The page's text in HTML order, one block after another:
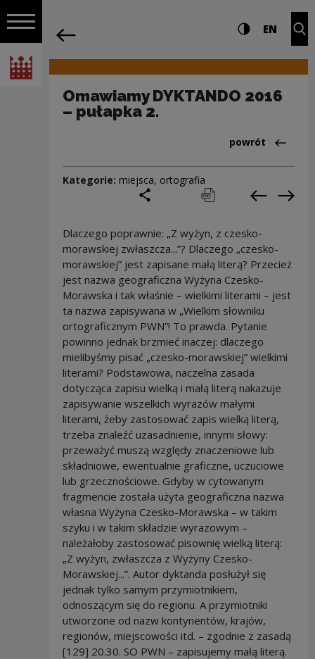
Włącz nawigację
Narodowe Centrum Kultury
Nawigacja Ustawienia i Wysoki
EN
Omawiamy DYKTANDO 2016
– pułapka 2.
Powrót
powrót
Kategorie: miejsca, ortografia
podziel się
drukuj pobierz
Dlaczego poprawnie: „Z wyżyn, z czesko-
morawskiej zwłaszcza...”? Dlaczego „czesko-
morawskiej” jest zapisane małą literą? Przecież
jest nazwa geograficzna Wyżyna Czesko-
Morawska i tak właśnie – wielkimi literami – jest
ta nazwa zapisywana w „Wielkim słowniku
ortograficznym PWN”! To prawda. Pytanie
powinno jednak brzmieć inaczej: dlaczego
mielibyśmy pisać „czesko-morawskiej” wielkimi
literami? Podstawowa, naczelna zasada
dotycząca zapisu wielką i małą literą nakazuje
zapisywanie wszelkich wyrazów małymi
literami, żeby zastosować zapis wielką literą,
trzeba znaleźć uzasadnienie, innymi słowy:
przeważyć muszą względy znaczeniowe lub
składniowe, ewentualnie graficzne, uczuciowe
lub grzecznościowe. Gdyby w cytowanym
fragmencie została użyta geograficzna nazwa
własna Wyżyna Czesko-Morawska – w takim
szyku i w takim składzie wyrazowym –
należałoby zastosować pisownię wielką literą:
„Z wyżyn, zwłaszcza z Wyżyny Czesko-
Morawskiej...”. Autor dyktanda posłużył się
jednak tylko samym przymiotnikiem,
odnoszącym się do regionu. A przymiotniki
utworzone od nazw kontynentów, krajów,
regionów, miejscowości itd. – zgodnie z zasadą
[129] 20.30. SO PWN – zapisujemy małą literą.